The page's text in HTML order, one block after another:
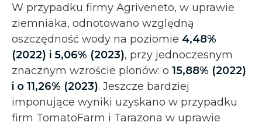
W przypadku firmy Agriveneto, w uprawie
ziemniaka, odnotowano względną
oszczędność wody na poziomie 4,48%
(2022) i 5,06% (2023), przy jednoczesnym
znacznym wzroście plonów: o 15,88% (2022)
i o 11,26% (2023). Jeszcze bardziej
imponujące wyniki uzyskano w przypadku
firm TomatoFarm i Tarazona w uprawie